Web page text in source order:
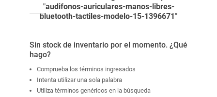
"audifonos-auriculares-manos-libres-
bluetooth-tactiles-modelo-15-1396671"
Sin stock de inventario por el momento. ¿Qué
hago?
Comprueba los términos ingresados
Intenta utilizar una sola palabra
Utiliza términos genéricos en la búsqueda